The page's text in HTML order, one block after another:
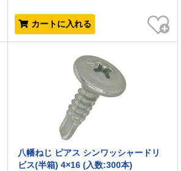
カートに入れる
お気に入り
八幡ねじ ピアス シンワッシャードリ
ビス(半箱) 4×16 (入数:300本)